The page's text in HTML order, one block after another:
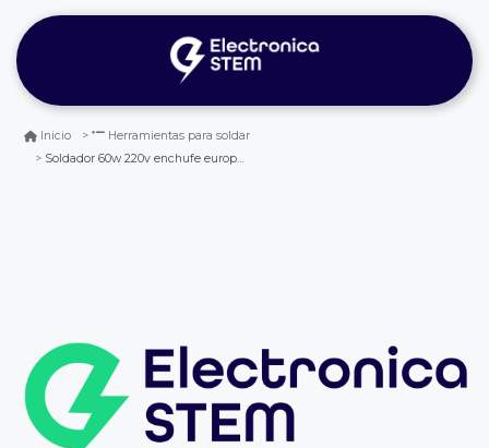
Inicio
Herramientas para soldar
Soldador 60w 220v enchufe europeo